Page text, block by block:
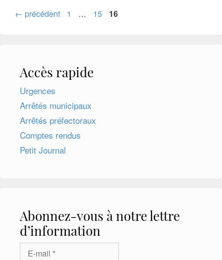
← précédent Page
1 … Page
15 Page
16
Accès rapide
Urgences
Arrêtés municipaux
Arrêtés préfectoraux
Comptes rendus
Petit Journal
Abonnez-vous à notre lettre
d’information